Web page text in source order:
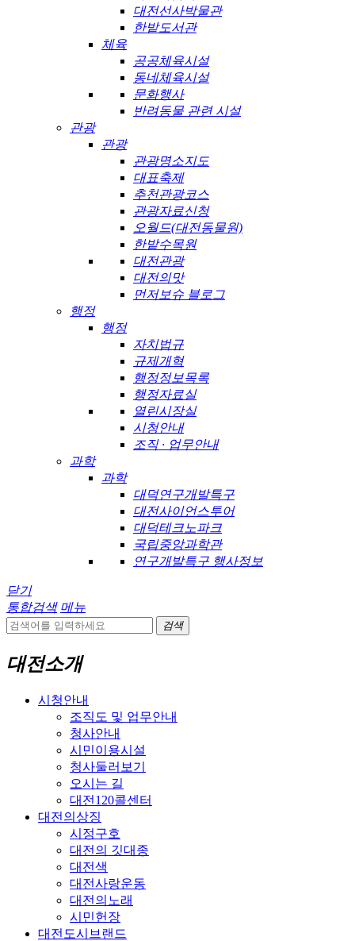
대전선사박물관
한밭도서관
체육
공공체육시설
동네체육시설
문화행사
반려동물 관련 시설
관광
관광
관광명소지도
대표축제
추천관광코스
관광자료신청
오월드(대전동물원)
한밭수목원
대전관광
대전의맛
먼저보슈 블로그
행정
행정
자치법규
규제개혁
행정정보목록
행정자료실
열린시장실
시청안내
조직 · 업무안내
과학
과학
대덕연구개발특구
대전사이언스투어
대덕테크노파크
국립중앙과학관
연구개발특구 행사정보
닫기
통합검색 메뉴
검색
대전소개
시청안내
조직도 및 업무안내
청사안내
시민이용시설
청사둘러보기
오시는 길
대전120콜센터
대전의상징
시정구호
대전의 깃대종
대전색
대전사랑운동
대전의노래
시민헌장
대전도시브랜드